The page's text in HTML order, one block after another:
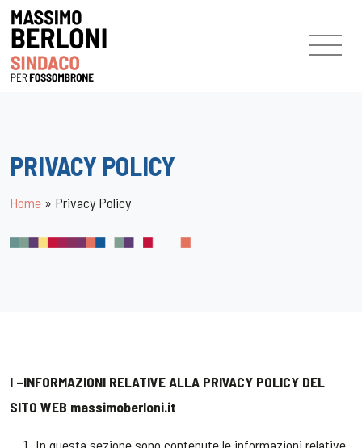
PRIVACY POLICY
Home » Privacy Policy
I –INFORMAZIONI RELATIVE ALLA PRIVACY POLICY DEL
SITO WEB massimoberloni.it